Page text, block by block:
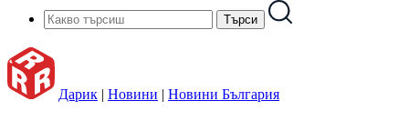
Дарик | Новини | Новини България